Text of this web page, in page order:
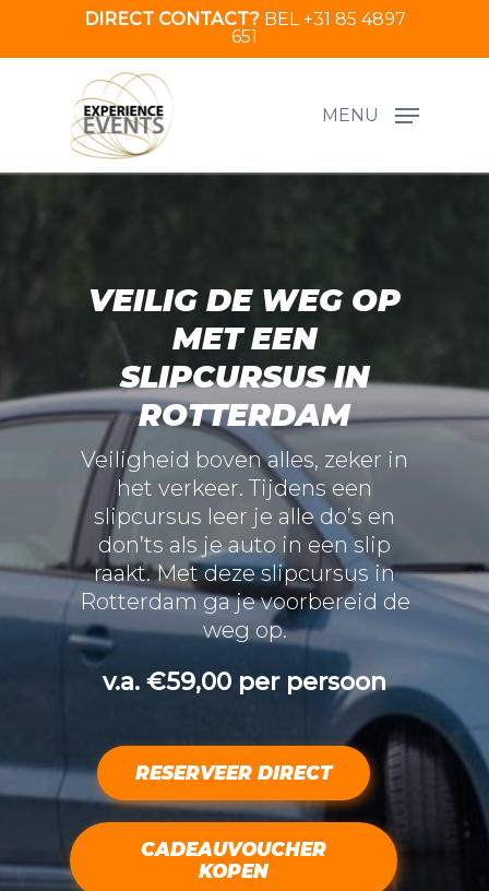
content
DIRECT CONTACT?BEL +31 85 4897
651
MENU
VEILIG DE WEG OP
MET EEN
SLIPCURSUS IN
ROTTERDAM
Veiligheid boven alles, zeker in
het verkeer. Tijdens een
slipcursus leer je alle do’s en
don’ts als je auto in een slip
raakt. Met deze slipcursus in
Rotterdam ga je voorbereid de
weg op.
v.a. €59,00 per persoon
RESERVEER DIRECT
CADEAUVOUCHER
KOPEN